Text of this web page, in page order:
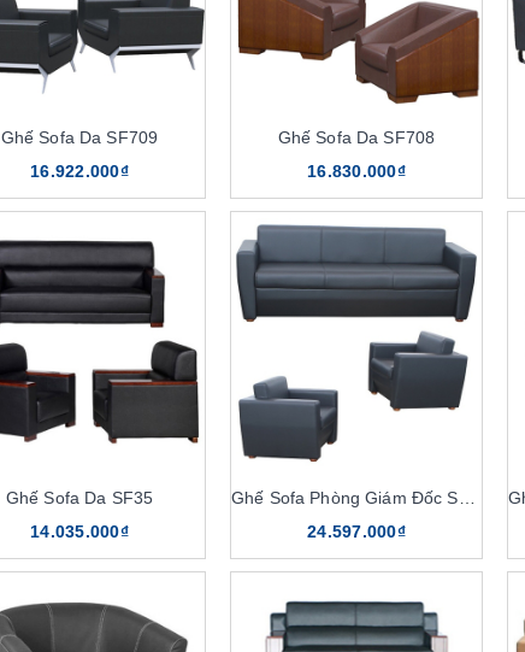
Ghế Sofa Da SF709
16.922.000₫
Ghế Sofa Da SF708
16.830.000₫
Ghế Sofa Da SF35
14.035.000₫
24.597.000₫